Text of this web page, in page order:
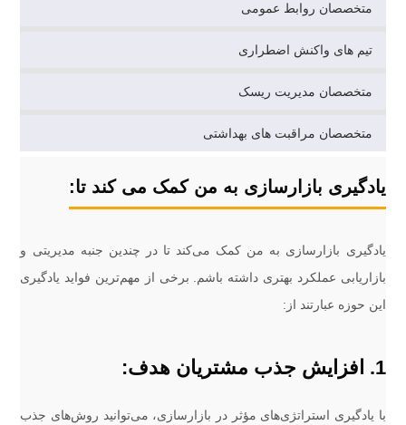
متخصصان روابط عمومی
تیم های واکنش اضطراری
متخصصان مدیریت ریسک
متخصصان مراقبت های بهداشتی
یادگیری بازارسازی به من کمک می کند تا:
یادگیری بازارسازی به من کمک می‌کند تا در چندین جنبه مدیریتی و
بازاریابی عملکرد بهتری داشته باشم. برخی از مهم‌ترین فواید یادگیری
این حوزه عبارتند از:
1. افزایش جذب مشتریان هدف:
با یادگیری استراتژی‌های مؤثر در بازارسازی، می‌توانید روش‌های جذب